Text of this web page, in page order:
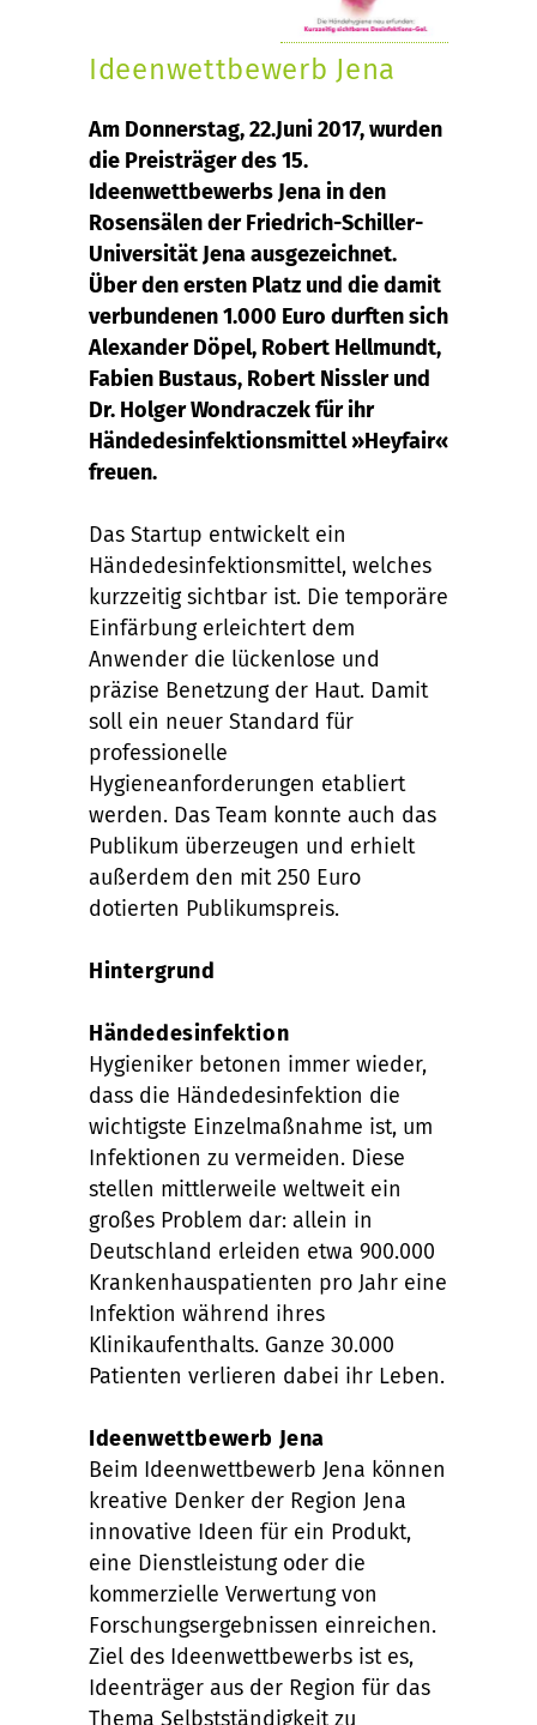
Ideenwettbewerb Jena
Am Donnerstag, 22.Juni 2017, wurden
die Preisträger des 15.
Ideenwettbewerbs Jena in den
Rosensälen der Friedrich-Schiller-
Universität Jena ausgezeichnet.
Über den ersten Platz und die damit
verbundenen 1.000 Euro durften sich
Alexander Döpel, Robert Hellmundt,
Fabien Bustaus, Robert Nissler und
Dr. Holger Wondraczek für ihr
Händedesinfektionsmittel »Heyfair«
freuen.
Das Startup entwickelt ein
Händedesinfektionsmittel, welches
kurzzeitig sichtbar ist. Die temporäre
Einfärbung erleichtert dem
Anwender die lückenlose und
präzise Benetzung der Haut. Damit
soll ein neuer Standard für
professionelle
Hygieneanforderungen etabliert
werden. Das Team konnte auch das
Publikum überzeugen und erhielt
außerdem den mit 250 Euro
dotierten Publikumspreis.
Hintergrund
Händedesinfektion
Hygieniker betonen immer wieder,
dass die Händedesinfektion die
wichtigste Einzelmaßnahme ist, um
Infektionen zu vermeiden. Diese
stellen mittlerweile weltweit ein
großes Problem dar: allein in
Deutschland erleiden etwa 900.000
Krankenhauspatienten pro Jahr eine
Infektion während ihres
Klinikaufenthalts. Ganze 30.000
Patienten verlieren dabei ihr Leben.
Ideenwettbewerb Jena
Beim Ideenwettbewerb Jena können
kreative Denker der Region Jena
innovative Ideen für ein Produkt,
eine Dienstleistung oder die
kommerzielle Verwertung von
Forschungsergebnissen einreichen.
Ziel des Ideenwettbewerbs ist es,
Ideenträger aus der Region für das
Thema Selbstständigkeit zu